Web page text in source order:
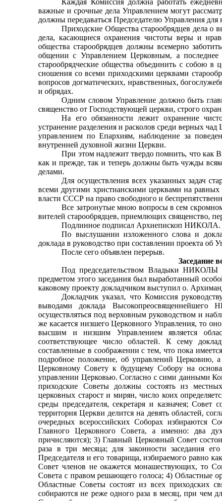
Каждая Комиссия должна работать
важные и срочные дела Управлением могут
должны передаваться Председателю Управления
Приходские Общества старообрядцев дела о
дела, касающиеся охранения чистоты веры и
общества старообрядцев должны всемерно
общении с Управлением Церковным, а
старообрядческие общества объединить с собою
сношения со всеми приходскими церквами
вопросов догматических, нравственных,
и обрядах.
Одним словом Управление должно быть
священство от Господствующей церкви, строго
На его обязанности лежит охранение
устранение разделения и расколов среди верных
управлением по Епархиям, наблюдение за
внутренней духовной жизни Церкви.
При этом надлежит твердо помнить, что как
как и прежде, так и теперь должны быть чужды
делами.
Для осуществления всех указанных задач
всеми другими христианскими церквами на равных
власти СССР на право свободного и
Все затронутые мною вопросы в сем
вителей старообрядцев, приемлющих священство,
Подлинное подписал Архиепископ НИКОЛА.
По выслушании изложенного слова и
доклада в руководство при составлении проекта об
После сего объявлен перерыв.
Заседание
Под председательством Владыки
предметом этого заседания был выработанный
каковому проекту докладчиком выступил о.
Докладчик указал, что Комиссия
выводами доклада
осуществляться под верховным руководством и
же касается низшего Церковного Управления, то
высшим и низшим Управлением является
соответствующее число областей. К сему
составленные в соображении с тем, что пока
подробное по­ложение, об управлений Церковию,
Церковному Совету к будущему Собору на
управлении Церковью. Согласно с сими данными
приходские Советы должны состоять из
церковных старост и мирян, число коих
среды председа­теля, секретаря и казначея;
территория Цер­кви делится на девять областей,
очередных всероссийских Соборах избираются
Главного Церковного Совета, а именно: два
причисляются); 3) Главный Церковный Совет
раза в три ме­сяца; для законности заседания
Председателя и его товарища, избираемого равно
Совет членов не окажется монашествующих, то
Совета с правом решающего голоса; 4) Областные
Обла­стные Советы состоят из всех приходских
собираются не реже одного раза в месяц, при чем